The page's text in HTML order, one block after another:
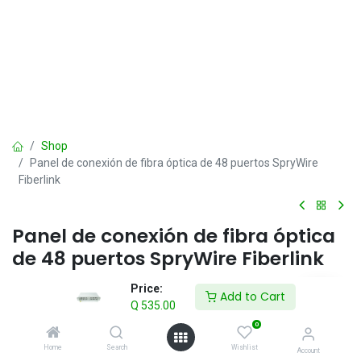
Price:
Q 535.00
Add to Cart
Home Search
0
Wishlist Account
Shop
Panel de conexión de fibra óptica de 48 puertos SpryWire
Fiberlink
Panel de conexión de fibra óptica
de 48 puertos SpryWire Fiberlink
535.00 IVA incluido
Add to Cart